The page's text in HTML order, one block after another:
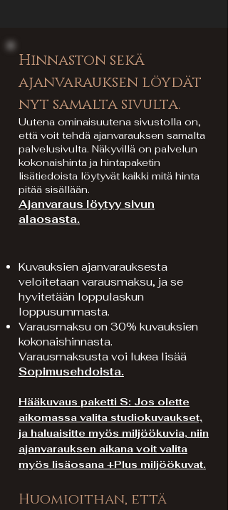
Hinnaston sekä
ajanvarauksen löydät
nyt samalta sivulta.
Uutena ominaisuutena sivustolla on,
että voit tehdä ajanvarauksen samalta
palvelusivulta. Näkyvillä on palvelun
kokonaishinta ja hintapaketin
lisätiedoista löytyvät kaikki mitä hinta
pitää sisällään.
Ajanvaraus löytyy sivun
alaosasta.
Kuvauksien ajanvarauksesta
veloitetaan varausmaksu, ja se
hyvitetään loppulaskun
loppusummasta.
Varausmaksu on 30% kuvauksien
kokonaishinnasta.
Varausmaksusta voi lukea lisää
Sopimusehdoista.
Hääkuvaus paketti S: Jos olette
aikomassa valita studiokuvaukset,
ja haluaisitte myös miljöökuvia, niin
ajanvarauksen aikana voit valita
myös lisäosana +Plus miljöökuvat.
Huomioithan, että